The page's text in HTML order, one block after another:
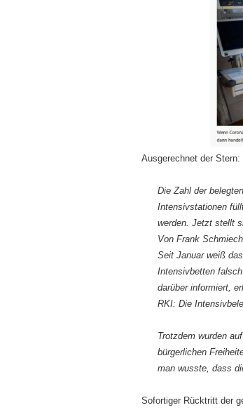
Ausgerechnet der Stern:
Die Zahl der
Intensivstationen
werden. Jetzt stellt
Von Frank
Seit Januar weiß
Intensivbetten
darüber informiert,
RKI: Die
Trotzdem wurden
bürgerlichen
man wusste, dass
Sofortiger Rücktritt der